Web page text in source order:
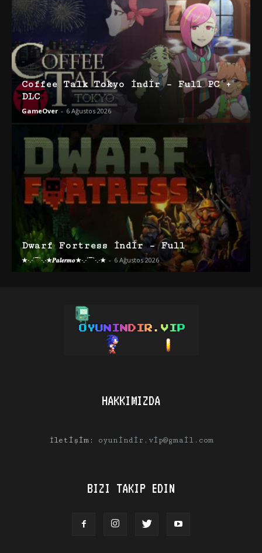
Coffee Talk Tokyo İndir – Full PC +
DLC
GameOver - 6 Ağustos 2026
Dwarf Fortress İndir – Full
★·.·´¯`·.·★𝑷𝒂𝒍𝒆𝒓𝒎𝒐★·.·´¯`·.·★ - 6 Ağustos 2026
HAKKIMIZDA
İletişim: oyunindir.vip@gmail.com
BIZI TAKIP EDIN